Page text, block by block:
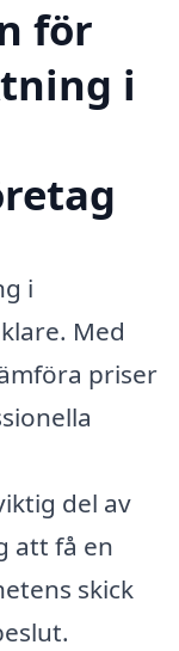
för
i
i
Med
priser
del av
att få en
skick